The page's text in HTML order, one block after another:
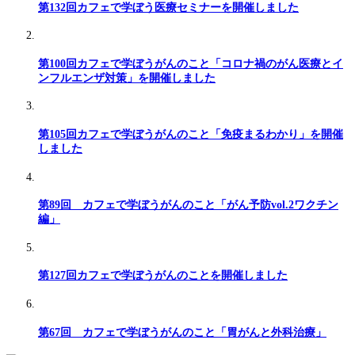
第132回カフェで学ぼう医療セミナーを開催しました
第100回カフェで学ぼうがんのこと「コロナ禍のがん医療とイ
ンフルエンザ対策」を開催しました
第105回カフェで学ぼうがんのこと「免疫まるわかり」を開催
しました
第89回 カフェで学ぼうがんのこと「がん予防vol.2ワクチン
編」
第127回カフェで学ぼうがんのことを開催しました
第67回 カフェで学ぼうがんのこと「胃がんと外科治療」